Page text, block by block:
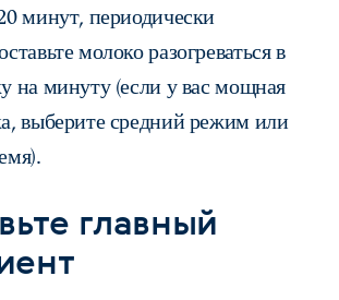
минут, периодически
молоко разогреваться в
на минуту (если у вас мощная
выберите средний режим или
главный